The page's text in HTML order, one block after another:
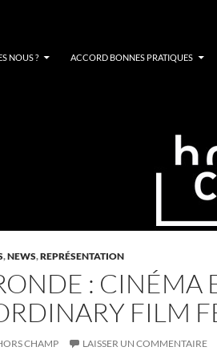
NOUS ? ACCORD BONNES PRATIQUES
,NEWS,REPRÉSENTATION
: CINÉMA
FILM
CHAMP LAISSER UN COMMENTAIRE